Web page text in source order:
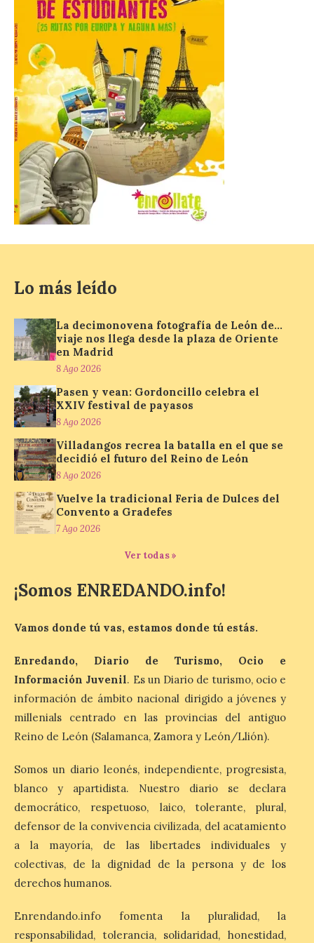
2026. Tendrá lugar este
sábado 8 de agosto a las 21,00 horas en el
teatro municipal de La Bañeza. El
comunicador astorgano Arturo Martínez
Matilla, […]
La I Feria de la Cerveza
Artesana de Astorga
arranca con una gran
acogida del público
8 Ago 2026
La inauguración contó
Cancillo Carro. Astorga, 8 de agosto de
El Jamón de bellota 100 %
ibérico «Guillén» de
Guijuelo ha sido el
ganador al mejor jamón de
bellota ibérico
8 Ago 2026
El Ministerio de
Agricultura, Pesca y
Alimentación concede el
premio Alimentos de
España a los mejores
Nevado recibe el premio al mejor jamón
Las salas del antiguo
Cabrillanes (Babia) acogen
la muestra ‘Eduardo
Arroyo en la colección del
ILC’
8 Ago 2026
La muestra, que podrá
contemplarse hasta el
próximo 4 de octubre,
plantea tanto los temas
que más preocupaban y
fascinaban a este autor de talla
internacional como las múltiples técnicas
que usó y sus sólidos vínculos con la
Montaña Occidental. […]
Más de 10.000 personas
han visitado las
Lo más leído
La decimonovena fotografía de León de…
viaje nos llega desde la plaza de Oriente
en Madrid
8 Ago 2026
Pasen y vean: Gordoncillo celebra el
XXIV festival de payasos
8 Ago 2026
Villadangos recrea la batalla en el que se
decidió el futuro del Reino de León
8 Ago 2026
Vuelve la tradicional Feria de Dulces del
Convento a Gradefes
7 Ago 2026
Ver todas »
¡Somos ENREDANDO.info!
Vamos donde tú vas, estamos donde tú estás.
Enredando, Diario de Turismo, Ocio e
Información Juvenil. Es un Diario de turismo, ocio e
información de ámbito nacional dirigido a jóvenes y
millenials centrado en las provincias del antiguo
Reino de León (Salamanca, Zamora y León/Llión).
Somos un diario leonés, independiente, progresista,
blanco y apartidista. Nuestro diario se declara
democrático, respetuoso, laico, tolerante, plural,
defensor de la convivencia civilizada, del acatamiento
a la mayoría, de las libertades individuales y
colectivas, de la dignidad de la persona y de los
derechos humanos.
Enrendando.info fomenta la pluralidad, la
responsabilidad, tolerancia, solidaridad, honestidad,